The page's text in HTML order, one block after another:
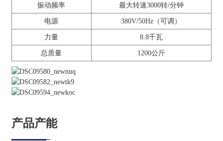
振动频率 最大转速3000转/分钟
电源 380V/50Hz（可调）
力量 8.8千瓦
总质量 1200公斤
产品产能